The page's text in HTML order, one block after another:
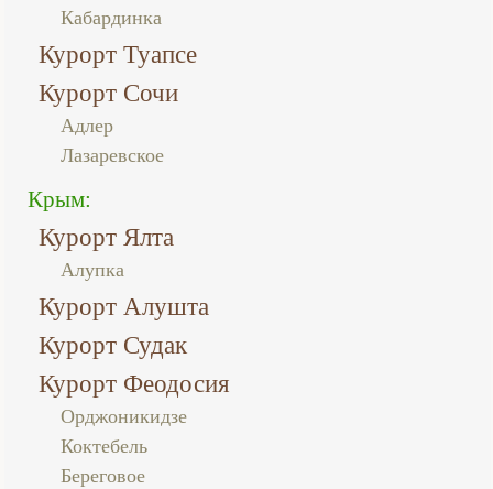
Кабардинка
Курорт Туапсе
Курорт Сочи
Адлер
Лазаревское
Крым:
Курорт Ялта
Алупка
Курорт Алушта
Курорт Судак
Курорт Феодосия
Орджоникидзе
Коктебель
Береговое